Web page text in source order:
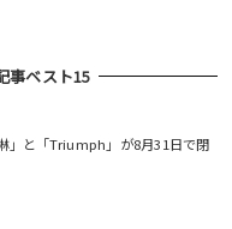
事ベスト15
」と「Triumph」が8月31日で閉